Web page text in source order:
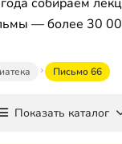
— более 30
Письмо 66
Показать каталог